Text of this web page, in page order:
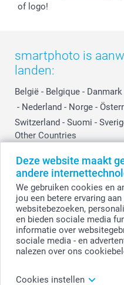
Deze website maakt
andere
We gebruiken cookies en
jou een betere ervaring
websitebezoeken,
en bieden sociale media
informatie over
sociale media - en
nalezen over ons
Cookies instellen
of logo!
smartphoto is
landen:
België - Belgique - Danmark
- Nederland - Norge -
Switzerland - Suomi -
Other Countries
© smartphoto group. Alle
Alle prijzen zijn in EURO (€)